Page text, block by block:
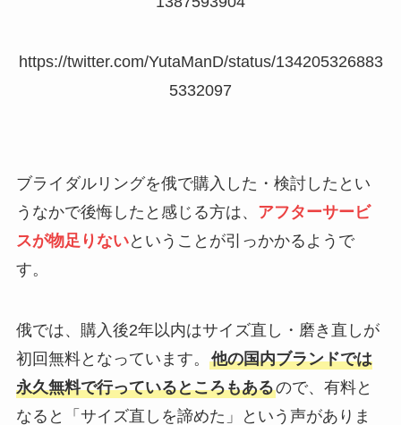
https://twitter.com/YutaManD/status/134205326883
5332097
ブライダルリングを俄で購入した・検討したとい
うなかで後悔したと感じる方は、 アフターサービ
スが物足りないということが引っかかるようで
す。
俄では、購入後2年以内はサイズ直し・磨き直しが
初回無料となっています。 他の国内ブランドでは
永久無料で行っているところもあるので、有料と
なると「サイズ直しを諦めた」という声がありま